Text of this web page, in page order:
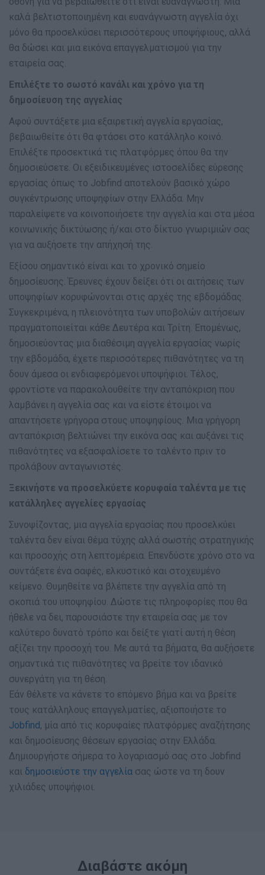
καλά βελτιστοποιημένη και ευανάγνωστη αγγελία όχι
μόνο θα προσελκύσει περισσότερους υποψήφιους, αλλά
θα δώσει και μια εικόνα επαγγελματισμού για την
εταιρεία σας.
Επιλέξτε το σωστό κανάλι και χρόνο για τη
δημοσίευση της αγγελίας
Αφού συντάξετε μια εξαιρετική αγγελία εργασίας,
βεβαιωθείτε ότι θα φτάσει στο κατάλληλο κοινό.
Επιλέξτε προσεκτικά τις πλατφόρμες όπου θα την
δημοσιεύσετε. Οι εξειδικευμένες ιστοσελίδες εύρεσης
εργασίας όπως το Jobfind αποτελούν βασικό χώρο
συγκέντρωσης υποψηφίων στην Ελλάδα. Μην
παραλείψετε να κοινοποιήσετε την αγγελία και στα μέσα
κοινωνικής δικτύωσης ή/και στο δίκτυο γνωριμιών σας
για να αυξήσετε την απήχησή της.
Εξίσου σημαντικό είναι και το χρονικό σημείο
δημοσίευσης. Έρευνες έχουν δείξει ότι οι αιτήσεις των
υποψηφίων κορυφώνονται στις αρχές της εβδομάδας.
Συγκεκριμένα, η πλειονότητα των υποβολών αιτήσεων
πραγματοποιείται κάθε Δευτέρα και Τρίτη. Επομένως,
δημοσιεύοντας μια διαθέσιμη αγγελία εργασίας νωρίς
την εβδομάδα, έχετε περισσότερες πιθανότητες να τη
δουν άμεσα οι ενδιαφερόμενοι υποψήφιοι. Τέλος,
φροντίστε να παρακολουθείτε την ανταπόκριση που
λαμβάνει η αγγελία σας και να είστε έτοιμοι να
απαντήσετε γρήγορα στους υποψηφίους. Μια γρήγορη
ανταπόκριση βελτιώνει την εικόνα σας και αυξάνει τις
πιθανότητες να εξασφαλίσετε το ταλέντο πριν το
προλάβουν ανταγωνιστές.
Ξεκινήστε να προσελκύετε κορυφαία ταλέντα με τις
κατάλληλες αγγελίες εργασίας
Συνοψίζοντας, μια αγγελία εργασίας που προσελκύει
ταλέντα δεν είναι θέμα τύχης αλλά σωστής στρατηγικής
και προσοχής στη λεπτομέρεια. Επενδύστε χρόνο στο να
συντάξετε ένα σαφές, ελκυστικό και στοχευμένο
κείμενο. Θυμηθείτε να βλέπετε την αγγελία από τη
σκοπιά του υποψηφίου. Δώστε τις πληροφορίες που θα
ήθελε να δει, παρουσιάστε την εταιρεία σας με τον
καλύτερο δυνατό τρόπο και δείξτε γιατί αυτή η θέση
αξίζει την προσοχή του. Με αυτά τα βήματα, θα αυξήσετε
σημαντικά τις πιθανότητες να βρείτε τον ιδανικό
συνεργάτη για τη θέση.
Εάν θέλετε να κάνετε το επόμενο βήμα και να βρείτε
τους κατάλληλους επαγγελματίες, αξιοποιήστε το
Jobfind, μία από τις κορυφαίες πλατφόρμες αναζήτησης
και δημοσίευσης θέσεων εργασίας στην Ελλάδα.
Δημιουργήστε σήμερα το λογαριασμό σας στο Jobfind
και δημοσιεύστε την αγγελία σας ώστε να τη δουν
χιλιάδες υποψήφιοι.
Διαβάστε ακόμη